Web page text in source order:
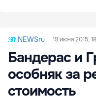
NEWSru 19 июня 2015,
Бандерас и
особняк за
стоимость